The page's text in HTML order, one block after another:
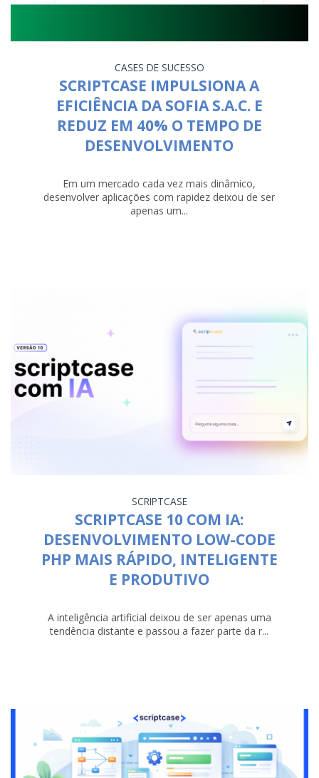
CASES DE SUCESSO
SCRIPTCASE IMPULSIONA A
EFICIÊNCIA DA SOFIA S.A.C. E
REDUZ EM 40% O TEMPO DE
DESENVOLVIMENTO
Em um mercado cada vez mais dinâmico,
desenvolver aplicações com rapidez deixou de ser
apenas um...
SCRIPTCASE
SCRIPTCASE 10 COM IA:
DESENVOLVIMENTO LOW-CODE
PHP MAIS RÁPIDO, INTELIGENTE
E PRODUTIVO
A inteligência artificial deixou de ser apenas uma
tendência distante e passou a fazer parte da r...